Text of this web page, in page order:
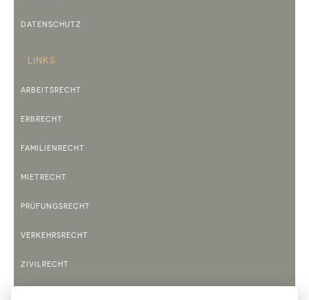
DATENSCHUTZ
LINKS
ARBEITSRECHT
ERBRECHT
FAMILIENRECHT
MIETRECHT
PRÜFUNGSRECHT
VERKEHRSRECHT
ZIVILRECHT